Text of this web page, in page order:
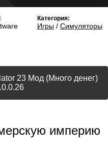
Категория:
Игры/ Симуляторы
23 Мод (Много денег)
империю